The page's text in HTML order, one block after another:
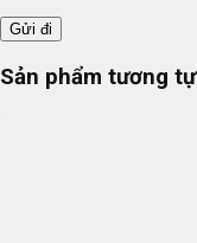
Sản phẩm tương tự